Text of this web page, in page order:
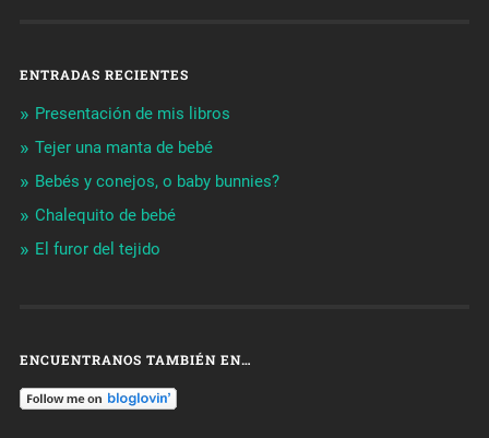
ENTRADAS RECIENTES
Presentación de mis libros
Tejer una manta de bebé
Bebés y conejos, o baby bunnies?
Chalequito de bebé
El furor del tejido
ENCUENTRANOS TAMBIÉN EN…